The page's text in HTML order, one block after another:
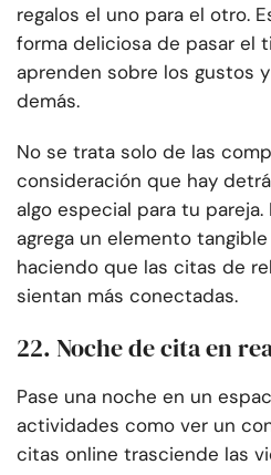
regalos el uno para el otro.
forma deliciosa de pasar el
aprenden sobre los gustos
demás.
No se trata solo de las
consideración que hay
algo especial para tu
agrega un elemento
haciendo que las citas de
sientan más conectadas.
22. Noche de cita en
Pase una noche en un
actividades como ver un
citas online trasciende las